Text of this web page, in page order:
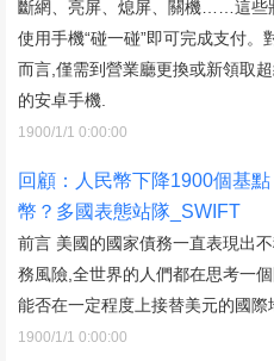
斷網、亮屏、熄屏、關機……這些
使用手機“碰一碰”即可完成支付
而言,僅需到營業廳更換或新領取
的安卓手機.
1900/1/1 0:00:00
回顧：人民幣下降1900個基
幣？多國表態站隊_SWIFT
前言 美國的國家債務一直表現出
務風險,全世界的人們都在思考一
能否在一定程度上接替美元的國際
1900/1/1 0:00:00